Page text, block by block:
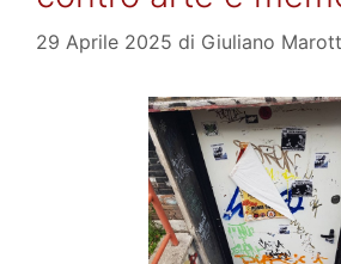
29 Aprile 2025 di Giuliano